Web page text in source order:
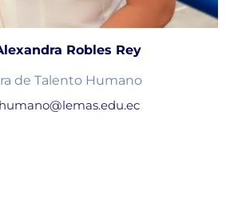
Robles Rey
de Talento Humano